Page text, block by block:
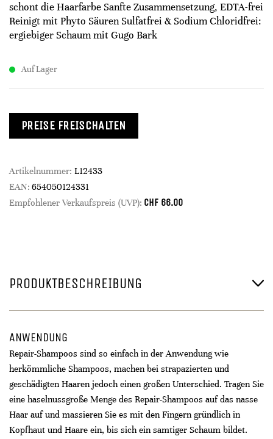
schont die Haarfarbe Sanfte Zusammensetzung, EDTA-frei
Reinigt mit Phyto Säuren Sulfatfrei & Sodium Chloridfrei:
ergiebiger Schaum mit Gugo Bark
Auf Lager
PREISE FREISCHALTEN
Artikelnummer: L12433
EAN: 654050124331
Empfohlener Verkaufspreis (UVP): CHF 66.00
PRODUKTBESCHREIBUNG
ANWENDUNG
Repair-Shampoos sind so einfach in der Anwendung wie
herkömmliche Shampoos, machen bei strapazierten und
geschädigten Haaren jedoch einen großen Unterschied. Tragen Sie
eine haselnussgroße Menge des Repair-Shampoos auf das nasse
Haar auf und massieren Sie es mit den Fingern gründlich in
Kopfhaut und Haare ein, bis sich ein samtiger Schaum bildet.